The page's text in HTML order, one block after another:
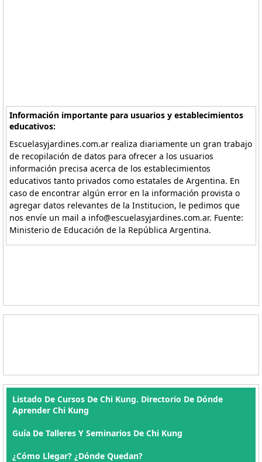
Información importante para usuarios y establecimientos
educativos:
Escuelasyjardines.com.ar realiza diariamente un gran trabajo
de recopilación de datos para ofrecer a los usuarios
información precisa acerca de los establecimientos
educativos tanto privados como estatales de Argentina. En
caso de encontrar algún error en la información provista o
agregar datos relevantes de la Institucion, le pedimos que
nos envíe un mail a info@escuelasyjardines.com.ar. Fuente:
Ministerio de Educación de la República Argentina.
Listado De Cursos De Chi Kung. Directorio De Dónde
Aprender Chi Kung
Guía De Talleres Y Seminarios De Chi Kung
¿Cómo Llegar? ¿Dónde Quedan?